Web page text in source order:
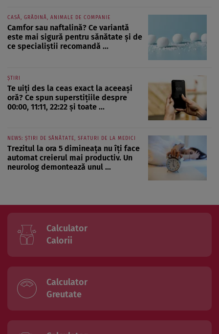
CASĂ, GRĂDINĂ, ANIMALE DE COMPANIE
Camfor sau naftalină? Ce variantă
este mai sigură pentru sănătate și de
ce specialiștii recomandă ...
ȘTIRI
Te uiți des la ceas exact la aceeași
oră? Ce spun superstițiile despre
00:00, 11:11, 22:22 și toate ...
NEWS: ȘTIRI DE SĂNĂTATE, SFATURI DE LA MEDICI
Trezitul la ora 5 dimineața nu îți face
automat creierul mai productiv. Un
neurolog demontează unul ...
Calculator
Calorii
Calculator
Greutate